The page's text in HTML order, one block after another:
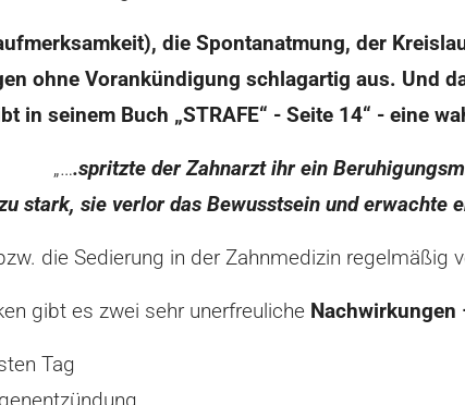
die Spontanatmung, der
ohne Vorankündigung schlagartig aus. Und
in seinem Buch „STRAFE“ - Seite 14“ - eine
„….spritzte der Zahnarzt ihr ein
stark, sie verlor das Bewusstsein und erwachte
die Sedierung in der Zahnmedizin regelmäßig
gibt es zwei sehr unerfreuliche
Tag